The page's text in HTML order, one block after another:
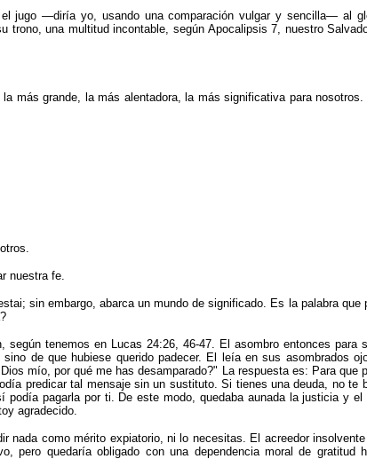
jugo —diría yo, usando una comparación vulgar y sencilla— al
una multitud incontable, según Apocalipsis 7, nuestro
más grande, la más alentadora, la más significativa para
nuestra fe.
sin embargo, abarca un mundo de significado. Es la palabra que
tenemos en Lucas 24:26, 46-47. El asombro entonces para
de que hubiese querido padecer. El leía en sus asombrados
mío, por qué me has desamparado?" La respuesta es: Para que
predicar tal mensaje sin un sustituto. Si tienes una deuda, no te
pagarla por ti. De este modo, quedaba aunada la justicia y
agradecido.
nada como mérito expiatorio, ni lo necesitas. El acreedor
pero quedaría obligado con una dependencia moral de gratitud